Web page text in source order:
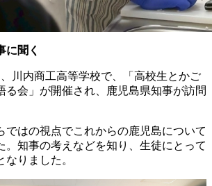
に聞く
川内商工高等学校で、「高校生とかご
る会」が開催され、鹿児島県知事が訪問
ではの視点でこれからの鹿児島について
。知事の考えなどを知り、生徒にとって
なりました。